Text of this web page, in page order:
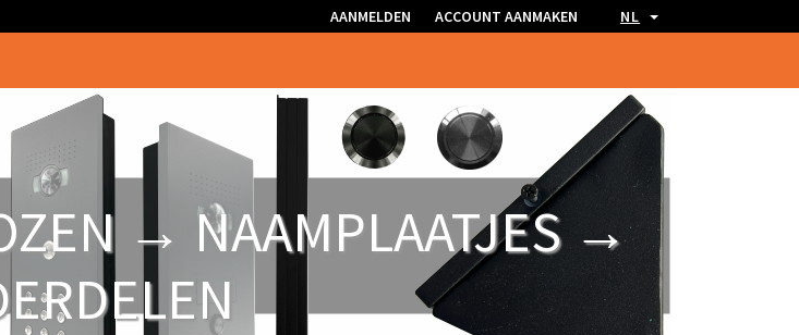
AANMELDEN ACCOUNT AANMAKEN NL
→ NAAMPLAATJES →